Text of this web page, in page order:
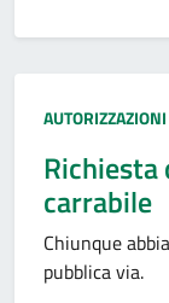
Categoria:
AUTORIZZAZIONI
Richiesta
carrabile
Chiunque
pubblica via.